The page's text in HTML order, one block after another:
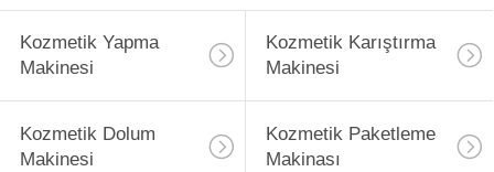
Kozmetik Yapma
Makinesi
Kozmetik Karıştırma
Makinesi
Kozmetik Dolum
Makinesi
Kozmetik Paketleme
Makinası